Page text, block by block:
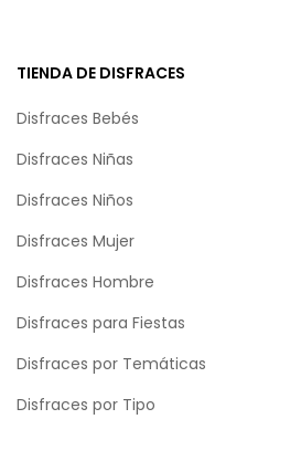
TIENDA DE DISFRACES
Disfraces Bebés
Disfraces Niñas
Disfraces Niños
Disfraces Mujer
Disfraces Hombre
Disfraces para Fiestas
Disfraces por Temáticas
Disfraces por Tipo